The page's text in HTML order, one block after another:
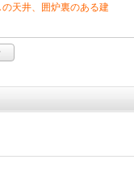
天井、囲炉裏のある建